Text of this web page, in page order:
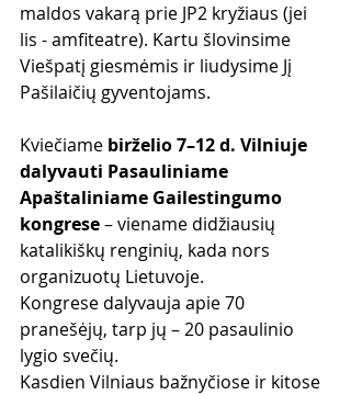
maldos vakarą prie JP2 kryžiaus (jei
lis - amfiteatre). Kartu šlovinsime
Viešpatį giesmėmis ir liudysime Jį
Pašilaičių gyventojams.
Kviečiame birželio 7–12 d. Vilniuje
dalyvauti Pasauliniame
Apaštaliniame Gailestingumo
kongrese – viename didžiausių
katalikiškų renginių, kada nors
organizuotų Lietuvoje.
Kongrese dalyvauja apie 70
pranešėjų, tarp jų – 20 pasaulinio
lygio svečių.
Kasdien Vilniaus bažnyčiose ir kitose